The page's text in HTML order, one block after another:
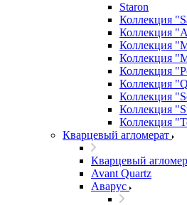
Staron
Коллекция
Коллекция
Коллекция
Коллекция
Коллекция
Коллекция
Коллекция
Коллекция
Коллекция
Кварцевый агломерат
Кварцевый
Avant Quartz
Аварус